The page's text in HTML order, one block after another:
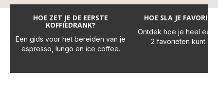
HOE ZET JE DE EERSTE
KOFFIEDRANK?
Een gids voor het bereiden van je
espresso, lungo en ice coffee.
HOE SLA JE
Ontdek hoe je heel
2 favorieten kunt